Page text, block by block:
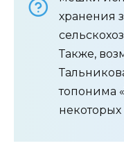
хранения
Также,
топонима